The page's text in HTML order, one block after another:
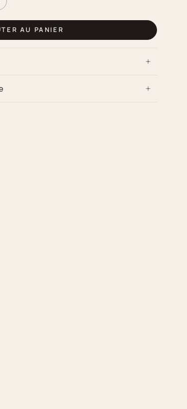
AU PANIER